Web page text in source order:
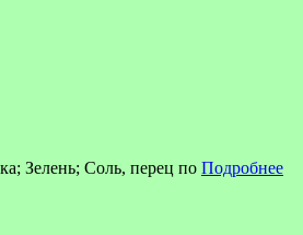
Зелень; Соль, перец по Подробнее